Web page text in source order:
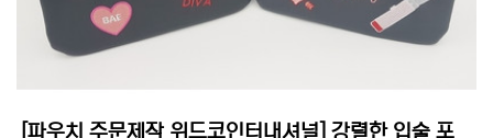
[파우치 주문제작 위드코인터내셔널] 강렬한 입술 포